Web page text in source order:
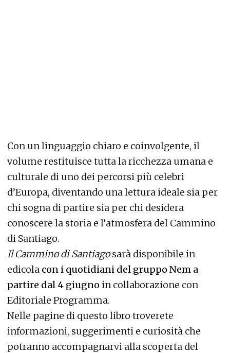
Con un linguaggio chiaro e coinvolgente, il
volume restituisce tutta la ricchezza umana e
culturale di uno dei percorsi più celebri
d’Europa, diventando una lettura ideale sia per
chi sogna di partire sia per chi desidera
conoscere la storia e l’atmosfera del Cammino
di Santiago.
Il Cammino di Santiagosarà disponibile in
edicola con i quotidiani del gruppo Nem a
partire dal 4 giugno in collaborazione con
Editoriale Programma.
Nelle pagine di questo libro troverete
informazioni, suggerimenti e curiosità che
potranno accompagnarvi alla scoperta del